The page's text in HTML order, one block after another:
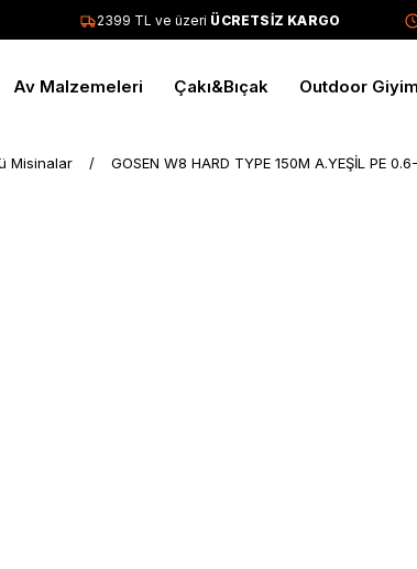
2399 TL ve üzeriÜCRETSİZ KARGO
Av Malzemeleri Çakı&Bıçak Outdoor
Misinalar GOSEN W8 HARD TYPE 150M A.YEŞİL PE